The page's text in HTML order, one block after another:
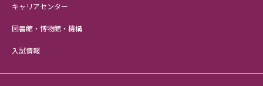
キャリアセンター
図書館・博物館・機構
入試情報